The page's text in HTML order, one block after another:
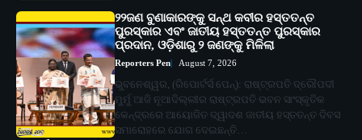
୨୨ଜଣ ବୁଣାକାରଙ୍କୁ ସନ୍ଥ କବୀର ହସ୍ତତନ୍ତ
ପୁରସ୍କାର ଏବଂ ଜାତୀୟ ହସ୍ତତନ୍ତ ପୁରସ୍କାର
ପ୍ରଦାନ, ଓଡ଼ିଶାରୁ ୨ ଜଣଙ୍କୁ ମିଳିଲା
Reporters Pen August 7, 2026
ଭୁବନେଶ୍ୱର, (ରିପୋର୍ଟର୍ସ ପେନ୍‌): ରାଷ୍ଟ୍ରପତି ଦ୍ରୌପଦୀ
ମୁର୍ମୁ ଆଜି ନୂଆଦିଲ୍ଲୀର ରାଷ୍ଟ୍ରପତି ଭବନ ସାଂସ୍କୃତିକ
କେନ୍ଦ୍ରରେ ଆୟୋଜିତ ଦ୍ୱାଦଶ ଜାତୀୟ ହସ୍ତତନ୍ତ ଦିବସ
ସମାରୋହରେ ଯୋଗ ଦେଇଛନ୍ତି…